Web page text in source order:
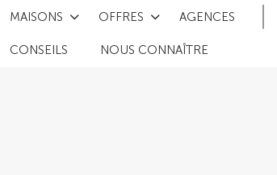
MAISONS OFFRES AGENCES
CONSEILS NOUS CONNAÎTRE